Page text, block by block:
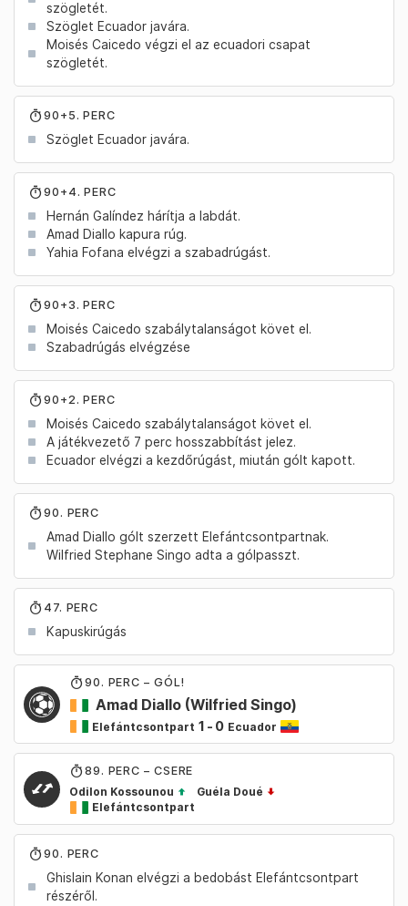
szögletét.
Szöglet Ecuador javára.
Moisés Caicedo végzi el az ecuadori csapat
szögletét.
90+5. PERC
Szöglet Ecuador javára.
90+4. PERC
Hernán Galíndez hárítja a labdát.
Amad Diallo kapura rúg.
Yahia Fofana elvégzi a szabadrúgást.
90+3. PERC
Moisés Caicedo szabálytalanságot követ el.
Szabadrúgás elvégzése
90+2. PERC
Moisés Caicedo szabálytalanságot követ el.
A játékvezető 7 perc hosszabbítást jelez.
Ecuador elvégzi a kezdőrúgást, miután gólt kapott.
90. PERC
Amad Diallo gólt szerzett Elefántcsontpartnak.
Wilfried Stephane Singo adta a gólpasszt.
47. PERC
Kapuskirúgás
90. PERC – GÓL!
Amad Diallo (Wilfried Singo)
Elefántcsontpart 1 - 0 Ecuador
89. PERC – CSERE
Odilon Kossounou
Guéla Doué
Elefántcsontpart
90. PERC
Ghislain Konan elvégzi a bedobást Elefántcsontpart
részéről.